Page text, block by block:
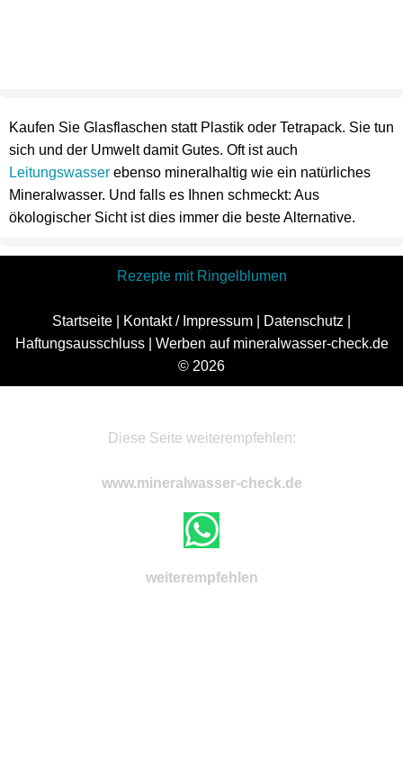
Kaufen Sie Glasflaschen statt Plastik oder Tetrapack. Sie tun
sich und der Umwelt damit Gutes. Oft ist auch
Leitungswasser ebenso mineralhaltig wie ein natürliches
Mineralwasser. Und falls es Ihnen schmeckt: Aus
ökologischer Sicht ist dies immer die beste Alternative.
Rezepte mit Ringelblumen
Startseite Kontakt / Impressum Datenschutz
Haftungsausschluss| Werben auf mineralwasser-check.de
© 2026
Diese Seite weiterempfehlen:
www.mineralwasser-check.de
weiterempfehlen